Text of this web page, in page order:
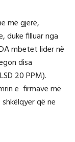
më gjerë,
duke filluar nga
mbetet lider në
disa
20 PPM).
e firmave më
që ne